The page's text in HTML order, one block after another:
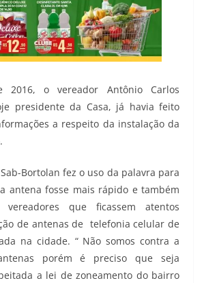
2016, o vereador Antônio Carlos
presidente da Casa, já havia feito
a respeito da instalação da
Bortolan fez o uso da palavra para
antena fosse mais rápido e também
vereadores que ficassem atentos
de antenas de telefonia celular de
na cidade. “ Não somos contra a
porém é preciso que seja
a lei de zoneamento do bairro